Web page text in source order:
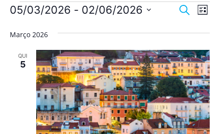
de
e
de
Pesquisar
de
Lista
05/03/2026 - 02/06/2026
data.
Março 2026
QUI
5